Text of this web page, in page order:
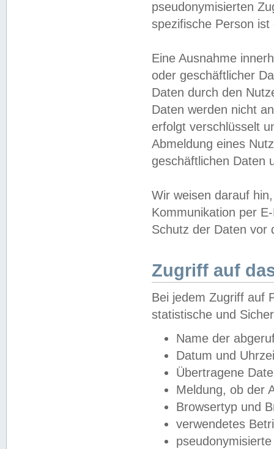
pseudonymisierten
spezifische Person
Eine Ausnahme
oder geschäftlicher
Daten durch den
Daten werden nicht
erfolgt verschlüsselt
Abmeldung eines
geschäftlichen Daten
Wir weisen darauf
Kommunikation per
Schutz der Daten vor
Zugriff auf
Bei jedem Zugriff auf
statistische und
Name der
Datum und
Übertragene
Meldung, ob der
Browsertyp und
verwendetes